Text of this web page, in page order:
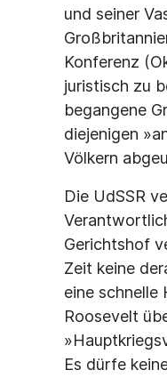
und seiner
Konferenz
juristisch zu
begangene
diejenigen
Völkern
Die UdSSR
Gerichtshof
Zeit keine
eine schnelle
Roosevelt
Es dürfe